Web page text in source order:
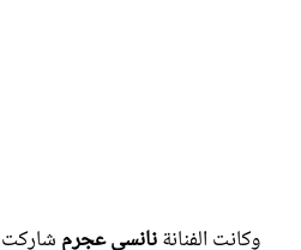
وكانت الفنانةنانسي عجرم شاركت